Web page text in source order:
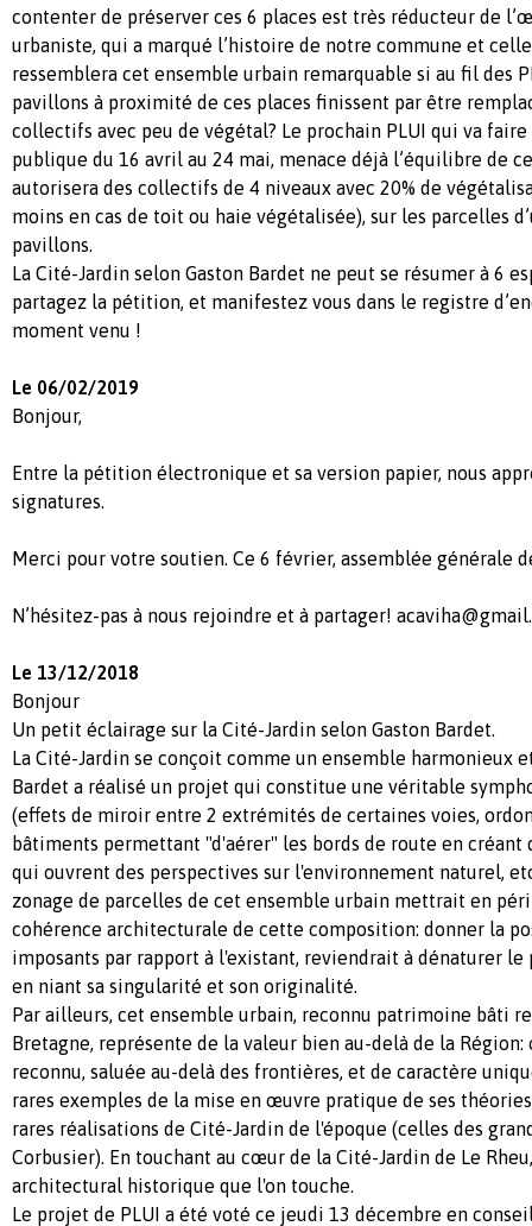
contenter de préserver ces 6 places est très réducteur de
urbaniste, qui a marqué l’histoire de notre commune et
ressemblera cet ensemble urbain remarquable si au fil des
pavillons à proximité de ces places finissent par être
collectifs avec peu de végétal? Le prochain PLUI qui va faire
publique du 16 avril au 24 mai, menace déjà l’équilibre de
autorisera des collectifs de 4 niveaux avec 20% de
moins en cas de toit ou haie végétalisée), sur les parcelles
pavillons.
La Cité-Jardin selon Gaston Bardet ne peut se résumer à 6
partagez la pétition, et manifestez vous dans le registre
moment venu !
Le 06/02/2019
Bonjour,
Entre la pétition électronique et sa version papier, nous
signatures.
Merci pour votre soutien. Ce 6 février, assemblée générale
N’hésitez-pas à nous rejoindre et à partager!
Le 13/12/2018
Bonjour
Un petit éclairage sur la Cité-Jardin selon Gaston Bardet.
La Cité-Jardin se conçoit comme un ensemble harmonieux
Bardet a réalisé un projet qui constitue une véritable
(effets de miroir entre 2 extrémités de certaines voies,
bâtiments permettant "d'aérer" les bords de route en créant
qui ouvrent des perspectives sur l'environnement naturel,
zonage de parcelles de cet ensemble urbain mettrait en
cohérence architecturale de cette composition: donner la
imposants par rapport à l'existant, reviendrait à dénaturer le
en niant sa singularité et son originalité.
Par ailleurs, cet ensemble urbain, reconnu patrimoine bâti
Bretagne, représente de la valeur bien au-delà de la
reconnu, saluée au-delà des frontières, et de caractère
rares exemples de la mise en œuvre pratique de ses
rares réalisations de Cité-Jardin de l'époque (celles des
Corbusier). En touchant au cœur de la Cité-Jardin de Le
architectural historique que l'on touche.
Le projet de PLUI a été voté ce jeudi 13 décembre en